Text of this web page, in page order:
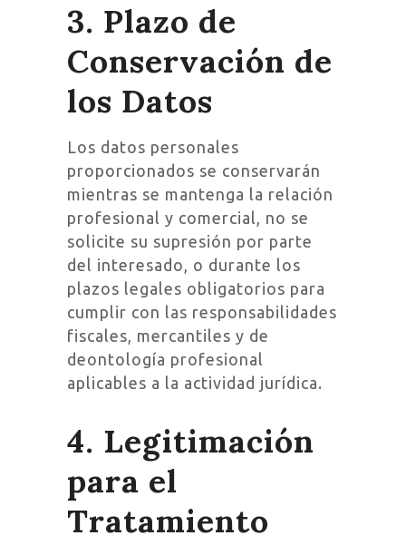
3. Plazo de
Conservación de
los Datos
Los datos personales
proporcionados se conservarán
mientras se mantenga la relación
profesional y comercial, no se
solicite su supresión por parte
del interesado, o durante los
plazos legales obligatorios para
cumplir con las responsabilidades
fiscales, mercantiles y de
deontología profesional
aplicables a la actividad jurídica.
4. Legitimación
para el
Tratamiento